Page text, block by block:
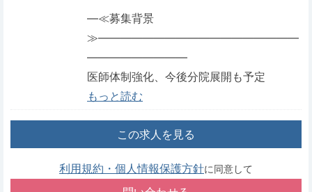
―≪募集背景
≫――――――――――――――――――
―――――――――
医師体制強化、今後分院展開も予定
もっと読む
この求人を見る
利用規約・個人情報保護方針に同意して